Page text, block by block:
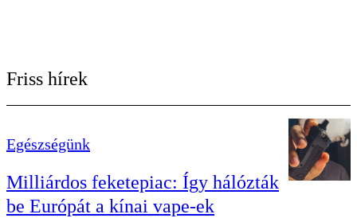
Friss hírek
Egészségünk
Milliárdos feketepiac: Így hálózták
be Európát a kínai vape-ek